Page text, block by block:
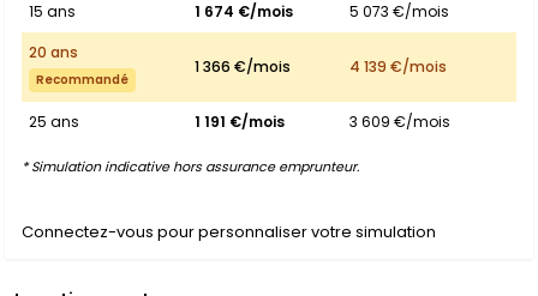
15 ans
1 674 €/mois
5 073 €/mois
20 ans
Recommandé
1 366 €/mois 4 139 €/mois
25 ans 1 191 €/mois 3 609 €/mois
* Simulation indicative hors assurance emprunteur.
Connectez-vous pour personnaliser votre simulation